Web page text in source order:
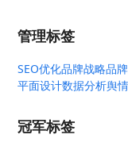
管理标签
SEO优化品牌战略品
平面设计数据分析舆
冠军标签